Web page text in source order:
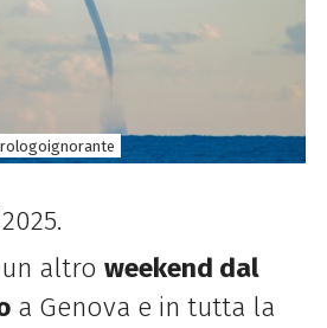
altro weekend dal
a Genova e in tutta la